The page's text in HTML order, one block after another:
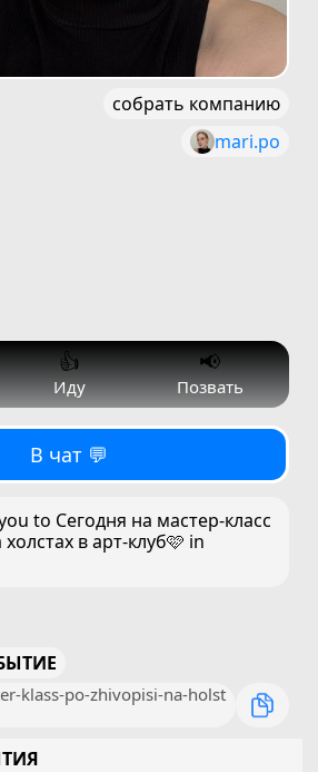
собрать компанию
mari.po
👍
Иду
📢
Позвать
В чат 💬
to Сегодня на мастер-класс
в арт-клуб🩷 in
klass-po-zhivopisi-na-holst